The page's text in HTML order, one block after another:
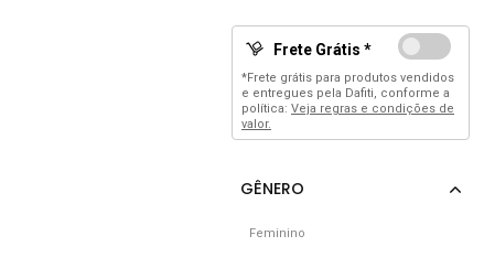
Frete Grátis *
*Frete grátis para produtos vendidos
e entregues pela Dafiti, conforme a
política: Veja regras e condições de
valor.
Feminino